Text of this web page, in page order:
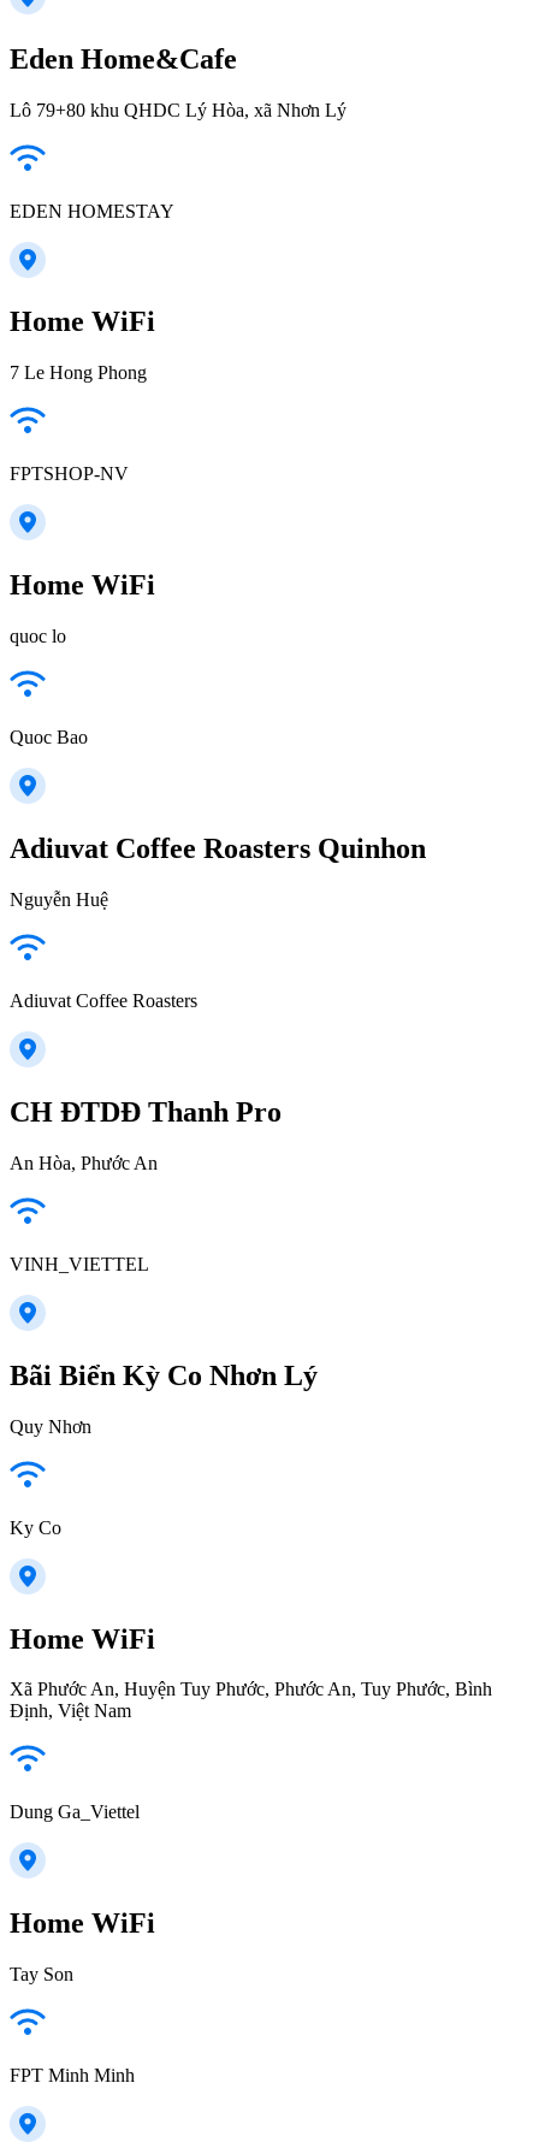
Eden Home&Cafe
Lô 79+80 khu QHDC Lý Hòa, xã Nhơn Lý
EDEN HOMESTAY
Home WiFi
7 Le Hong Phong
FPTSHOP-NV
Home WiFi
quoc lo
Quoc Bao
Adiuvat Coffee Roasters Quinhon
Nguyễn Huệ
Adiuvat Coffee Roasters
CH ĐTDĐ Thanh Pro
An Hòa, Phước An
VINH_VIETTEL
Bãi Biển Kỳ Co Nhơn Lý
Quy Nhơn
Ky Co
Home WiFi
Xã Phước An, Huyện Tuy Phước, Phước An, Tuy Phước, Bình
Định, Việt Nam
Dung Ga_Viettel
Home WiFi
Tay Son
FPT Minh Minh